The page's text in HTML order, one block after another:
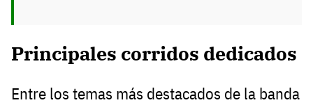
Principales corridos dedicados
Entre los temas más destacados de la banda